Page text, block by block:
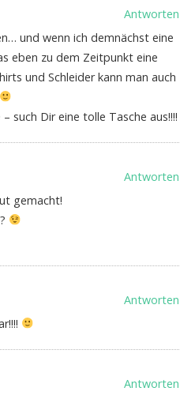
Antworten
und wenn ich demnächst eine
eben zu dem Zeitpunkt eine
und Schleider kann man auch
such Dir eine tolle Tasche aus!!!!
Antworten
gemacht!
Antworten
Antworten